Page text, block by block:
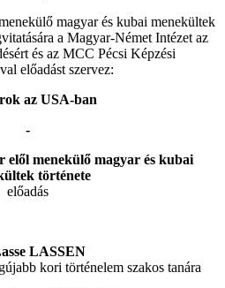
magyar és kubai menekültek
a Magyar-Német Intézet az
és az MCC Pécsi Képzési
előadást szervez:
az USA-ban
-
elől menekülő magyar és kubai
története
előadás
LASSEN
kori történelem szakos tanára